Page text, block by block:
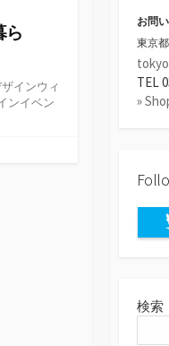
ら
インウィ
ンイベン
お問
東京
TEL
»
検索